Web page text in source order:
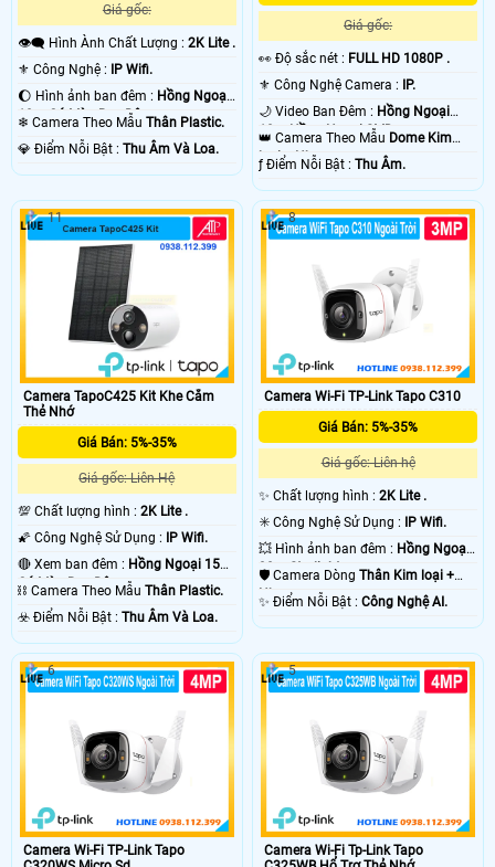
Giá gốc:
👁️‍🗨 Hình Ành Chất Lượng : 2K Lite .
⚜️ Công Nghệ : IP Wifi.
🌔 Hình ảnh ban đêm : Hồng Ngoại
10m Có Màu Ban Ðêm.
❄ Camera Theo Mẫu Thân Plastic.
️💎 Điểm Nỗi Bật : Thu Âm Và Loa.
Giá gốc:
️👀 Độ sắc nét : FULL HD 1080P .
⚜️ Công Nghệ Camera : IP.
🌙 Video Ban Đêm : Hồng Ngoại
10m Hồng Ngoại SMD.
👑 Camera Theo Mẫu Dome Kim
loại + Nhựa.
️ƒ Điểm Nỗi Bật :Thu Âm.
Camera TapoC425 Kit Khe Cắm
Thẻ Nhớ
Giá Bán: 5%-35%
Giá gốc: Liên Hệ
💯 Chất lượng hình : 2K Lite .
🌠 Công Nghệ Sử Dụng :
IP Wifi.
🔴 Xem ban đêm : Hồng Ngoại 15m
Có Màu Ban Ðêm.
⛓ Camera Theo Mẫu Thân Plastic.
️☣️ Điểm Nỗi Bật : Thu Âm Và Loa.
11
Camera Wi-Fi TP-Link Tapo C310
Giá Bán: 5%-35%
Giá gốc: Liên hệ
✨ Chất lượng hình :2K Lite .
✳️ Công Nghệ Sử Dụng :
IP Wifi.
💥 Hình ảnh ban đêm : Hồng Ngoại
30m Starlight.
🛡 Camera DòngThân Kim loại +
Nhựa.
️✨ Điểm Nỗi Bật :Công Nghệ AI.
8
Camera Wi-Fi TP-Link Tapo
6
Camera Wi-Fi Tp-Link Tapo
5